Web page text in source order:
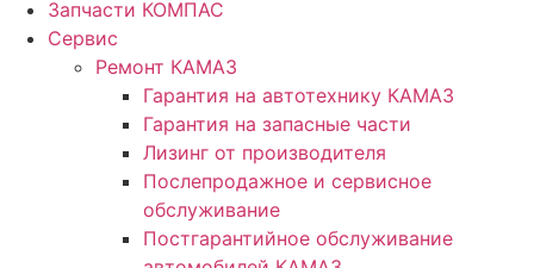
Запчасти КОМПАС
Сервис
Ремонт КАМАЗ
Гарантия на автотехнику КАМАЗ
Гарантия на запасные части
Лизинг от производителя
Послепродажное и сервисное
обслуживание
Постгарантийное обслуживание